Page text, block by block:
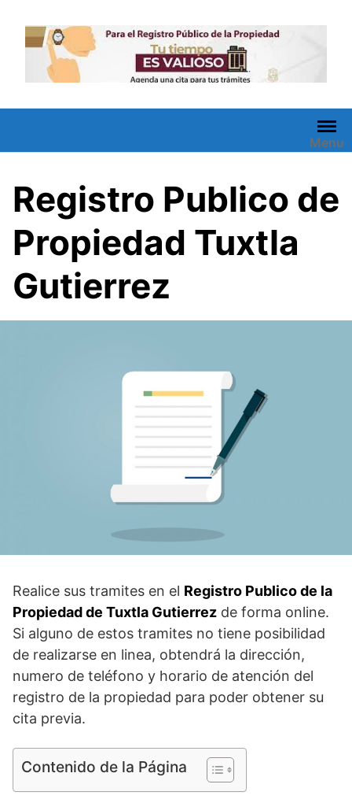
contenido
Menu
Registro Publico de
Propiedad Tuxtla
Gutierrez
Realice sus tramites en el Registro Publico de la
Propiedad de Tuxtla Gutierrez de forma online.
Si alguno de estos tramites no tiene posibilidad
de realizarse en linea, obtendrá la dirección,
numero de teléfono y horario de atención del
registro de la propiedad para poder obtener su
cita previa.
Contenido de la Página